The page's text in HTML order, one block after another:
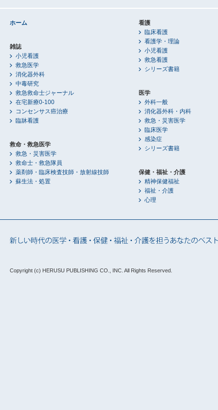
ホーム
雑誌
小児看護
救急医学
消化器外科
中毒研究
救急救命士ジャーナル
在宅新療0-100
コンセンサス癌治療
臨牀看護
救命・救急医学
救急・災害医学
救命士・救急隊員
薬剤師・臨床検査技師・放射線技師
蘇生法・処置
看護
臨床看護
看護学・理論
小児看護
救急看護
シリーズ書籍
医学
外科一般
消化器外科・内科
救急・災害医学
臨床医学
感染症
シリーズ書籍
保健・福祉・介護
精神保健福祉
福祉・介護
心理
Copyright (c) HERUSU PUBLISHING CO., INC. All Rights Reserved.